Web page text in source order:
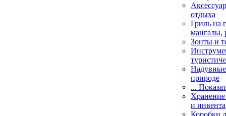
отдыха
Гриль на
мангалы,
Зонты и
природе
...
Хранение
и
Коробки